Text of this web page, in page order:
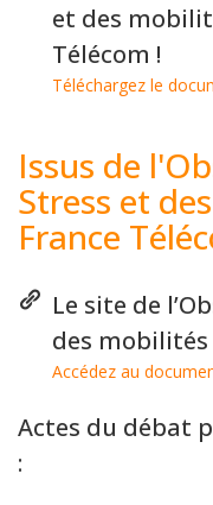
et des
Télécom !
Téléchargez le
Issus de
Stress et
France
Le site de
des mobilités
Accédez au
Actes du débat
: